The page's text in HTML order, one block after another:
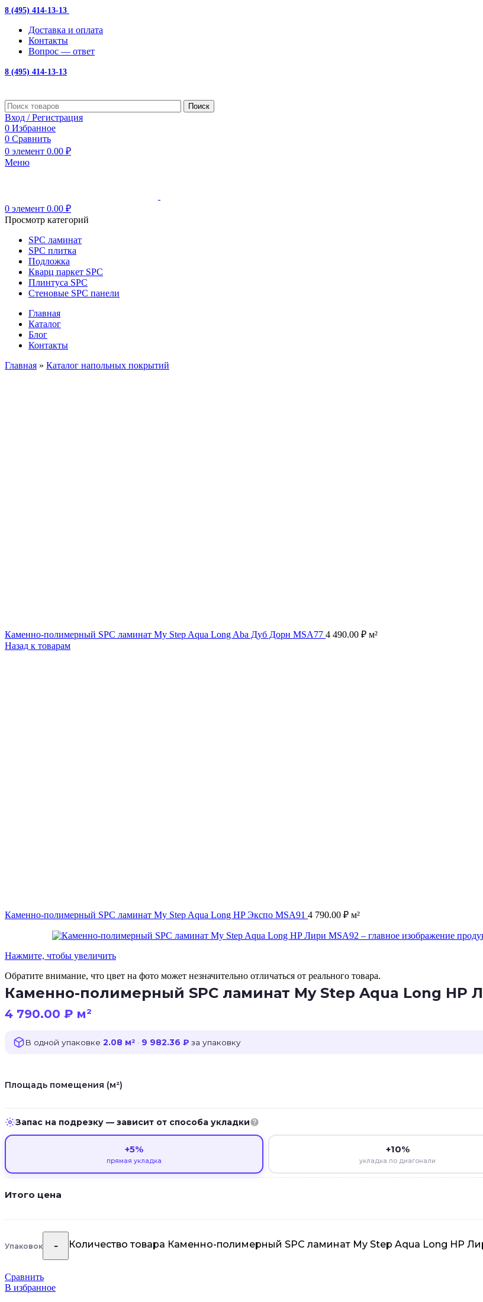
8 (495) 414-13-13
Доставка и оплата
Контакты
Вопрос — ответ
8 (495) 414-13-13
Поиск
Вход / Регистрация
0 Избранное
0 Сравнить
0 элемент 0.00 ₽
Меню
0 элемент 0.00 ₽
Просмотр категорий
SPC ламинат
SPC плитка
Подложка
Кварц паркет SPC
Плинтуса SPC
Стеновые SPC панели
Главная
Каталог
Блог
Контакты
Главная » Каталог напольных покрытий
Каменно-полимерный SPC ламинат My Step Aqua Long Aba Дуб Дорн MSA77 4 490.00 ₽ м²
Назад к товарам
Каменно-полимерный SPC ламинат My Step Aqua Long HP Экспо MSA91 4 790.00 ₽ м²
Нажмите, чтобы увеличить
Обратите внимание, что цвет на фото может незначительно отличаться от реального товара.
Каменно-полимерный SPC ламинат My Step Aqua Long HP
4 790.00 ₽ м²
В одной упаковке 2.08 м² · 9 982.36 ₽ за упаковку
Площадь помещения (м²)
Запас на подрезку — зависит от способа укладки
+5%
прямая укладка
+10%
укладка по диагонали
Итого цена
Упаковок Количество товара Каменно-полимерный SPC ламинат My Step Aqua Long HP
Сравнить
В избранное